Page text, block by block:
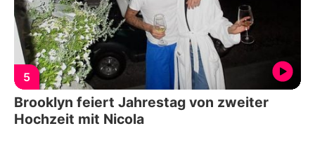
5
Brooklyn feiert Jahrestag von zweiter
Hochzeit mit Nicola